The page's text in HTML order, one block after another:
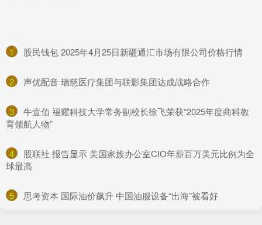
1 ​股民钱包 2025年4月25日新疆通汇市场有限公司价格行情
2 ​声优配音 瑞慈医疗集团与联影集团达成战略合作
3
​牛壹佰 福耀科技大学常务副校长徐飞荣获“2025年度商科教
育领航人物”
4
​股联社 报告显示 美国家族办公室CIO年薪百万美元比例为全
球最高
5 ​思考资本 国际油价飙升 中国油服设备“出海”被看好